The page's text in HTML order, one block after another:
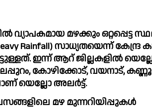
വ്യാപകമായ മഴക്കും ഒറ്റപ്പെട്ട
Rainfall) സാധ്യതയെന്ന്
ഇന്ന് ആറ് ജില്ലകളില്‍ യെല്ലോ
കോഴിക്കോട്, വയനാട്,
യെല്ലോ അലര്‍ട്ട്.
മഴ മുന്നറിയിപ്പുകള്‍